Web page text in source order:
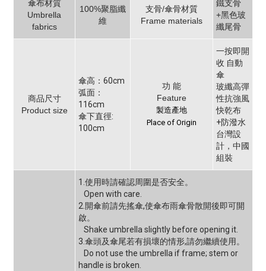
傘布材質
Umbrella
fabrics
100%聚脂纖
維
支骨/傘骨材質
Frame materials
鐵支骨
+黑色玻
纖尾骨
商品尺寸
Product size
傘高：60cm
弧面：
116cm
傘下直徑:
100cm
功 能
Feature
製造產地
Place of Origin
一按即開
收 自動
傘
玻纖高彈
性抗強風
快乾布
+防潑水
台灣設
計，中國
組裝
1.使用時請確認周圍是否安全。
Open with care.
2.開傘前請先搖傘,使傘布雨傘骨散開後即可開
啟。
Shake umbrella slightly before opening it.
3.傘頭及傘尾若有損壞的情形,請勿繼續使用。
Do not use the umbrella if frame; stem or
handle is broken.